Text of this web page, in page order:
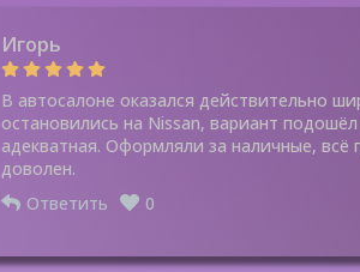
Игорь
В автосалоне оказался действительно
остановились на Nissan, вариант
адекватная. Оформляли за наличные,
доволен.
Ответить
0